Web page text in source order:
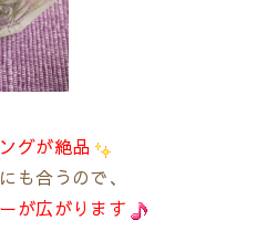
グが絶品
も合うので、
が広がります